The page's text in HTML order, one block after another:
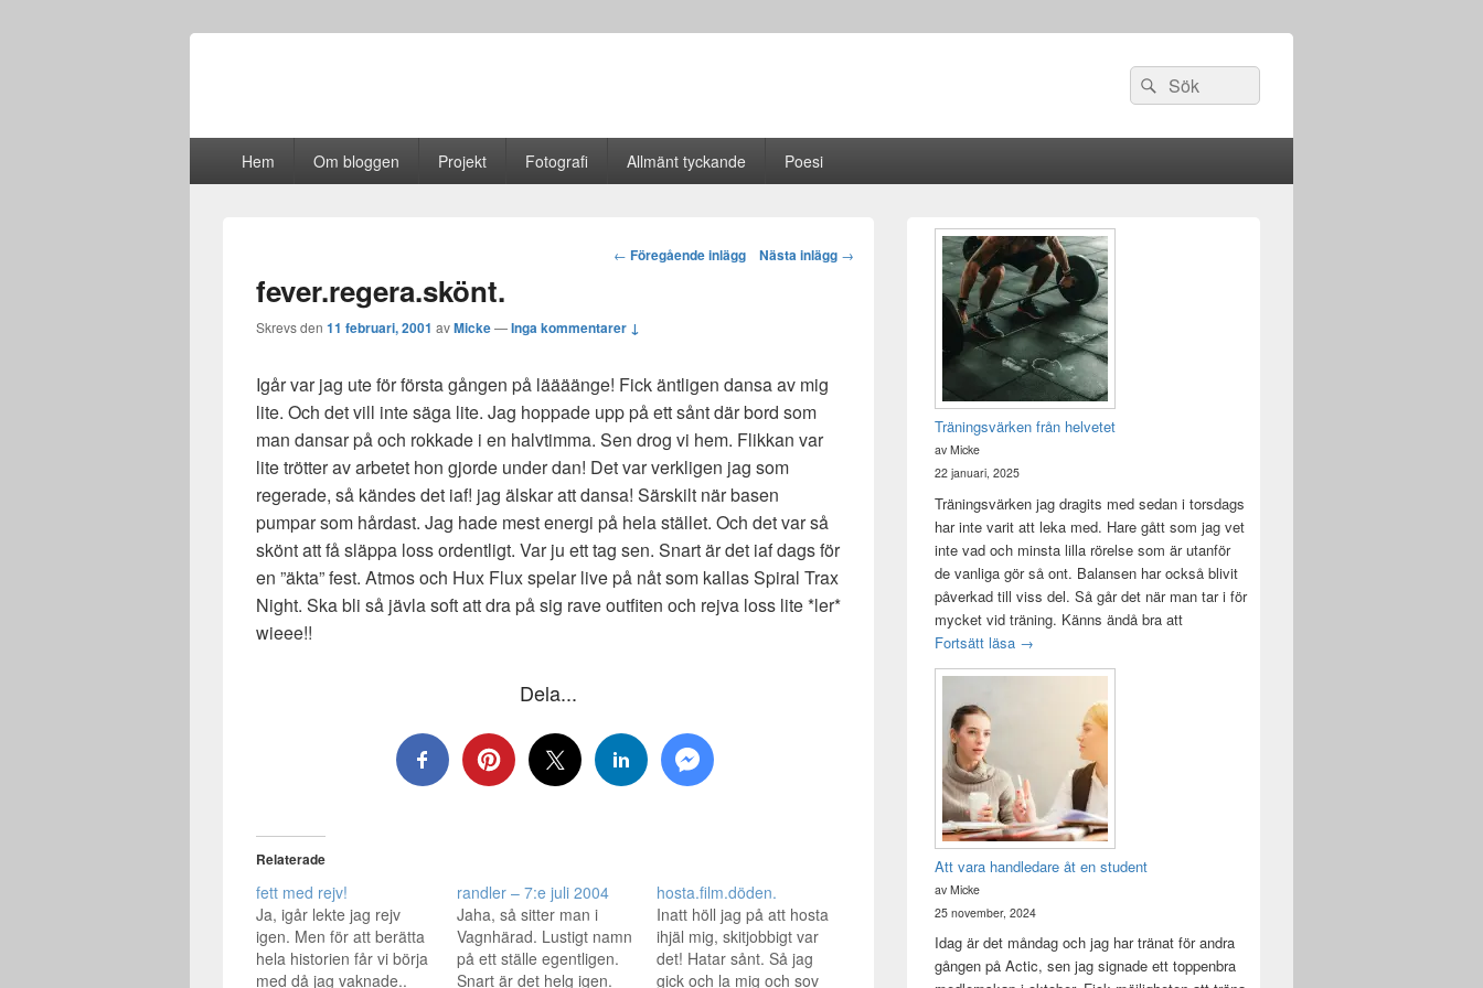
Sök
efter:
Sök
Hem Om bloggen Projekt Fotografi Allmänt tyckande Poesi
Post
← Föregående inlägg Nästa inlägg →
fever.regera.skönt.
Skrevs den 11 februari, 2001 avMicke—Inga kommentarer ↓
Igår var jag ute för första gången på läääänge! Fick äntligen dansa av mig
lite. Och det vill inte säga lite. Jag hoppade upp på ett sånt där bord som
man dansar på och rokkade i en halvtimma. Sen drog vi hem. Flikkan var
lite trötter av arbetet hon gjorde under dan! Det var verkligen jag som
regerade, så kändes det iaf! jag älskar att dansa! Särskilt när basen
pumpar som hårdast. Jag hade mest energi på hela stället. Och det var så
skönt att få släppa loss ordentligt. Var ju ett tag sen. Snart är det iaf dags för
en ”äkta” fest. Atmos och Hux Flux spelar live på nåt som kallas Spiral Trax
Night. Ska bli så jävla soft att dra på sig rave outfiten och rejva loss lite *ler*
wieee!!
Dela...
Relaterade
fett med rejv!
Ja, igår lekte jag rejv
igen. Men för att berätta
hela historien får vi börja
med då jag vaknade..
randler – 7:e juli 2004
Jaha, så sitter man i
Vagnhärad. Lustigt namn
på ett ställe egentligen.
Snart är det helg igen.
hosta.film.döden.
Inatt höll jag på att hosta
ihjäl mig, skitjobbigt var
det! Hatar sånt. Så jag
gick och la mig och sov
Primära
sidofältet
Widget
område
Träningsvärken från helvetet
av Micke
22 januari, 2025
Träningsvärken jag dragits med sedan i torsdags
har inte varit att leka med. Hare gått som jag vet
inte vad och minsta lilla rörelse som är utanför
de vanliga gör så ont. Balansen har också blivit
påverkad till viss del. Så går det när man tar i för
mycket vid träning. Känns ändå bra att
Fortsätt läsa Träningsvärken från helvetet
→
Att vara handledare åt en student
av Micke
25 november, 2024
Idag är det måndag och jag har tränat för andra
gången på Actic, sen jag signade ett toppenbra